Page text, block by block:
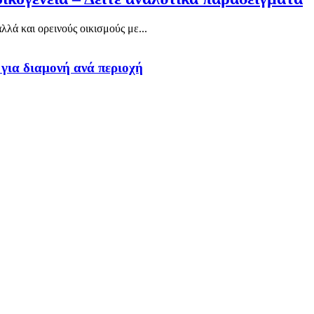
και ορεινούς οικισμούς με...
διαμονή ανά περιοχή